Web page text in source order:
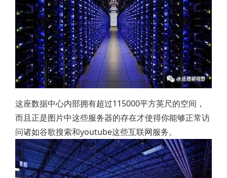
这座数据中心内部拥有超过115000平方英尺的空间，
而且正是图片中这些服务器的存在才使得你能够正常访
问诸如谷歌搜索和youtube这些互联网服务。